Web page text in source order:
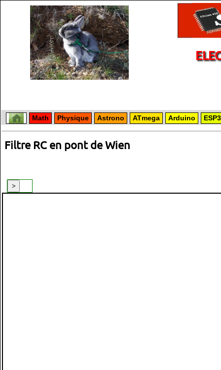
Math Physique Astrono ATmega Arduino
Filtre RC en pont de Wien